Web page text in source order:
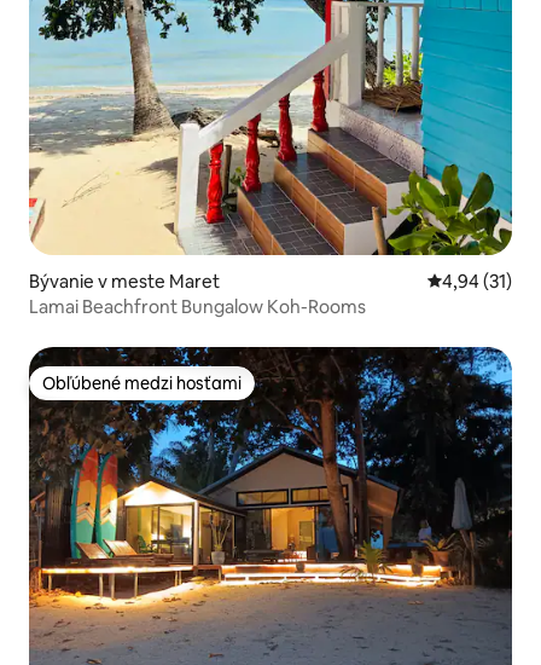
Bývanie v meste Maret Priemerné
4,94 (31)
Lamai Beachfront Bungalow Koh-Rooms
Obľúbené medzi hosťami
Obľúbené medzi hosťami